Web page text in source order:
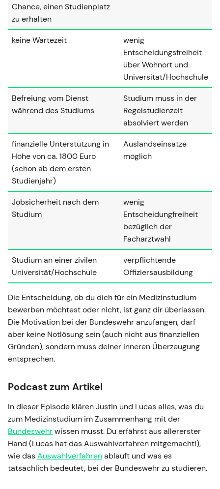
Chance, einen Studienplatz
zu erhalten
keine Wartezeit
wenig
Entscheidungsfreiheit
über Wohnort und
Universität/Hochschule
Befreiung vom Dienst
während des Studiums
Studium muss in der
Regelstudienzeit
absolviert werden
finanzielle Unterstützung in
Höhe von ca. 1800 Euro
(schon ab dem ersten
Studienjahr)
Auslandseinsätze
möglich
Jobsicherheit nach dem
Studium
wenig
Entscheidungfreiheit
bezüglich der
Facharztwahl
Studium an einer zivilen
Universität/Hochschule
verpflichtende
Offiziersausbildung
Die Entscheidung, ob du dich für ein Medizinstudium
bewerben möchtest oder nicht, ist ganz dir überlassen.
Die Motivation bei der Bundeswehr anzufangen, darf
aber keine Notlösung sein (auch nicht aus finanziellen
Gründen), sondern muss deiner inneren Überzeugung
entsprechen.
Podcast zum Artikel
In dieser Episode klären Justin und Lucas alles, was du
zum Medizinstudium im Zusammenhang mit der
Bundeswehrwissen musst. Du erfährst aus allererster
Hand (Lucas hat das Auswahlverfahren mitgemacht!),
wie dasAuswahlverfahrenabläuft und was es
tatsächlich bedeutet, bei der Bundeswehr zu studieren.